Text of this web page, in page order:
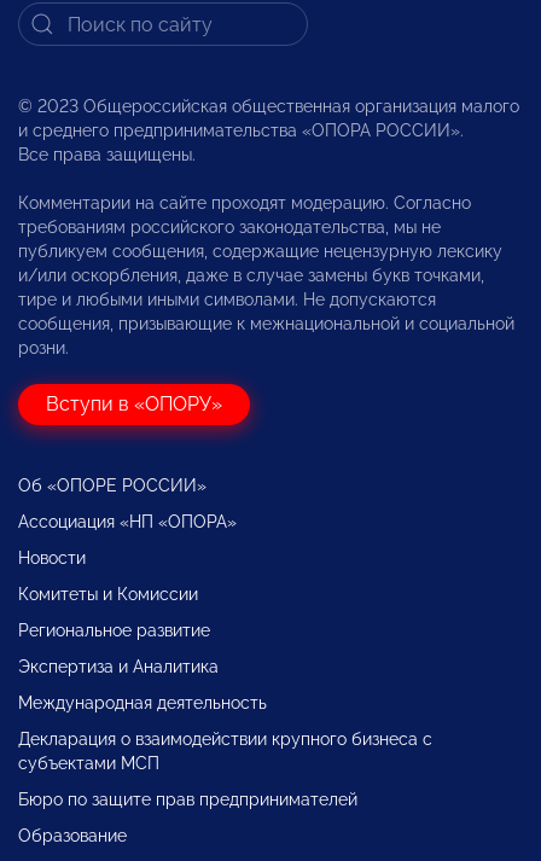
© 2023 Общероссийская общественная организация малого
и среднего предпринимательства «ОПОРА РОССИИ».
Все права защищены.
Комментарии на сайте проходят модерацию. Согласно
требованиям российского законодательства, мы не
публикуем сообщения, содержащие нецензурную лексику
и/или оскорбления, даже в случае замены букв точками,
тире и любыми иными символами. Не допускаются
сообщения, призывающие к межнациональной и социальной
розни.
Вступи в «ОПОРУ»
Об «ОПОРЕ РОССИИ»
Ассоциация «НП «ОПОРА»
Новости
Комитеты и Комиссии
Региональное развитие
Экспертиза и Аналитика
Международная деятельность
Декларация о взаимодействии крупного бизнеса с
субъектами МСП
Бюро по защите прав предпринимателей
Образование